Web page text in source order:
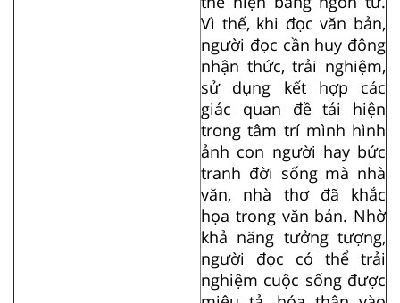
Vì thế, khi đọc văn bản,
người đọc cần huy động
nhận thức, trải nghiệm,
sử dụng kết hợp các
giác quan đề tái hiện
trong tâm trí mình hình
ảnh con người hay bức
tranh đời sống mà nhà
văn, nhà thơ đã khắc
họa trong văn bản. Nhờ
khả năng tưởng tượng,
người đọc có thể trải
nghiệm cuộc sống được